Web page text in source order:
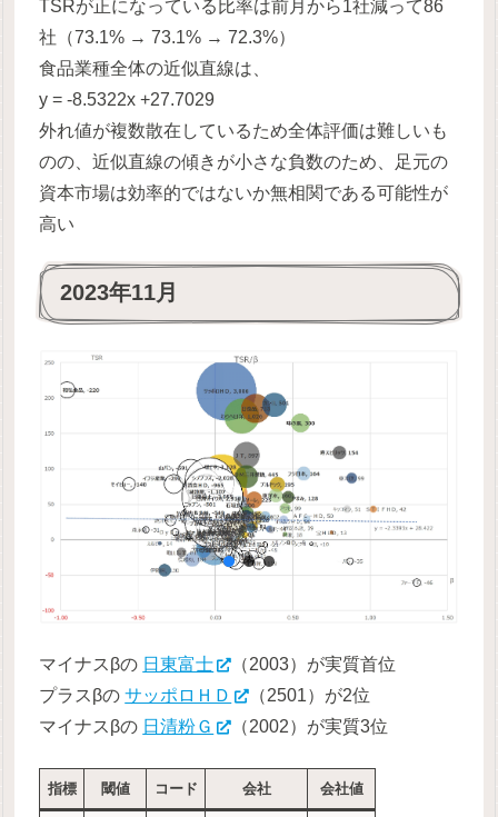
TSRが正になっている比率は前月から1社減って86
社（73.1% → 73.1% → 72.3%）
食品業種全体の近似直線は、
y = -8.5322x +27.7029
外れ値が複数散在しているため全体評価は難しいも
のの、近似直線の傾きが小さな負数のため、足元の
資本市場は効率的ではないか無相関である可能性が
高い
2023年11月
マイナスβの 日東富士
（2003）が実質首位
プラスβのサッポロＨＤ
（2501）が2位
マイナスβの 日清粉Ｇ （2002）が実質3位
指標 閾値 コード 会社 会社値